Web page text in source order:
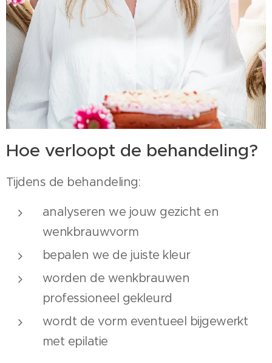
Hoe verloopt de behandeling?
Tijdens de behandeling:
analyseren we jouw gezicht en
wenkbrauwvorm
bepalen we de juiste kleur
worden de wenkbrauwen
professioneel gekleurd
wordt de vorm eventueel bijgewerkt
met epilatie